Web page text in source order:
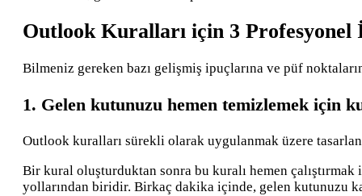
Outlook Kuralları için 3 Profesyonel
Bilmeniz gereken bazı gelişmiş ipuçlarına ve püf
1. Gelen kutunuzu hemen temizlemek için
Outlook kuralları sürekli olarak uygulanmak üzere
Bir kural oluşturduktan sonra bu kuralı hemen
yollarından biridir. Birkaç dakika içinde, gelen kutunuzu